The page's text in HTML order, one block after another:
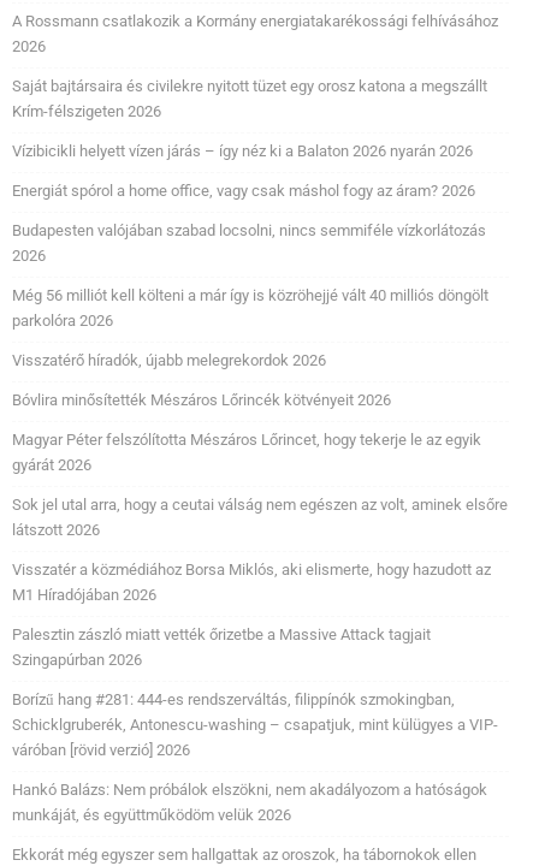
A Rossmann csatlakozik a Kormány energiatakarékossági felhívásához
2026
Saját bajtársaira és civilekre nyitott tüzet egy orosz katona a megszállt
Krím-félszigeten 2026
Vízibicikli helyett vízen járás – így néz ki a Balaton 2026 nyarán 2026
Energiát spórol a home office, vagy csak máshol fogy az áram? 2026
Budapesten valójában szabad locsolni, nincs semmiféle vízkorlátozás
2026
Még 56 milliót kell költeni a már így is közröhejjé vált 40 milliós döngölt
parkolóra 2026
Visszatérő híradók, újabb melegrekordok 2026
Bóvlira minősítették Mészáros Lőrincék kötvényeit 2026
Magyar Péter felszólította Mészáros Lőrincet, hogy tekerje le az egyik
gyárát 2026
Sok jel utal arra, hogy a ceutai válság nem egészen az volt, aminek elsőre
látszott 2026
Visszatér a közmédiához Borsa Miklós, aki elismerte, hogy hazudott az
M1 Híradójában 2026
Palesztin zászló miatt vették őrizetbe a Massive Attack tagjait
Szingapúrban 2026
Borízű hang #281: 444-es rendszerváltás, filippínók szmokingban,
Schicklgruberék, Antonescu-washing – csapatjuk, mint külügyes a VIP-
váróban [rövid verzió] 2026
Hankó Balázs: Nem próbálok elszökni, nem akadályozom a hatóságok
munkáját, és együttműködöm velük 2026
Ekkorát még egyszer sem hallgattak az oroszok, ha tábornokok ellen